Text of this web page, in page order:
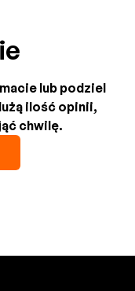
lub podziel
ilość opinii,
chwilę.